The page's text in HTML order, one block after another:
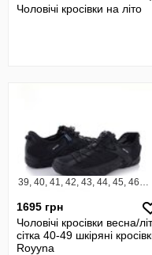
Чоловічі кросівки на літо
39, 40, 41, 42, 43, 44, 45, 46, 47, 48, 49
1695 грн
Чоловічі кросівки весна/
сітка 40-49 шкіряні
Royyna